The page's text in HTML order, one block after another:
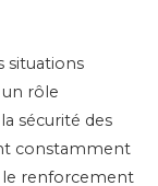
situations
un rôle
sécurité des
constamment
le renforcement